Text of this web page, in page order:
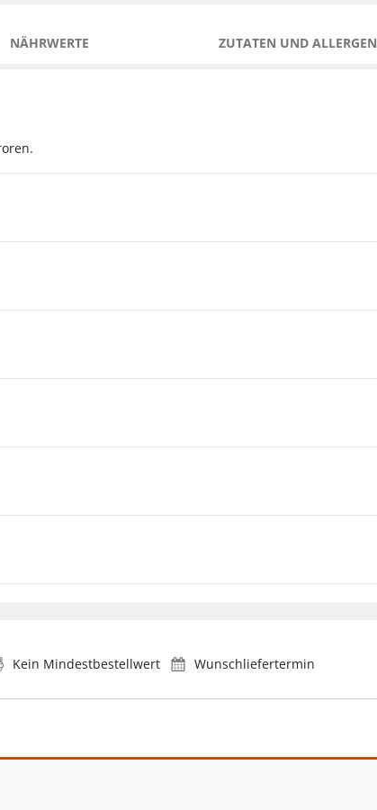
NÄHRWERTE ZUTATEN UND
Kein Mindestbestellwert Wunschliefertermin